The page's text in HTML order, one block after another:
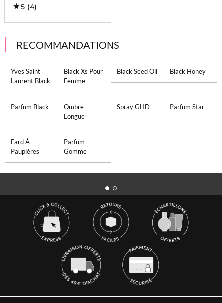
5 (4)
RECOMMANDATIONS
Yves Saint
Laurent Black
Black Xs Pour
Femme
Black Seed Oil Black Honey
Parfum Black
Ombre
Longue
Spray GHD Parfum Star
Fard À
Paupières
Parfum
Gomme